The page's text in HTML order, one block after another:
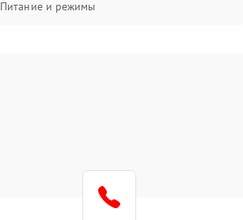
Питание и режимы